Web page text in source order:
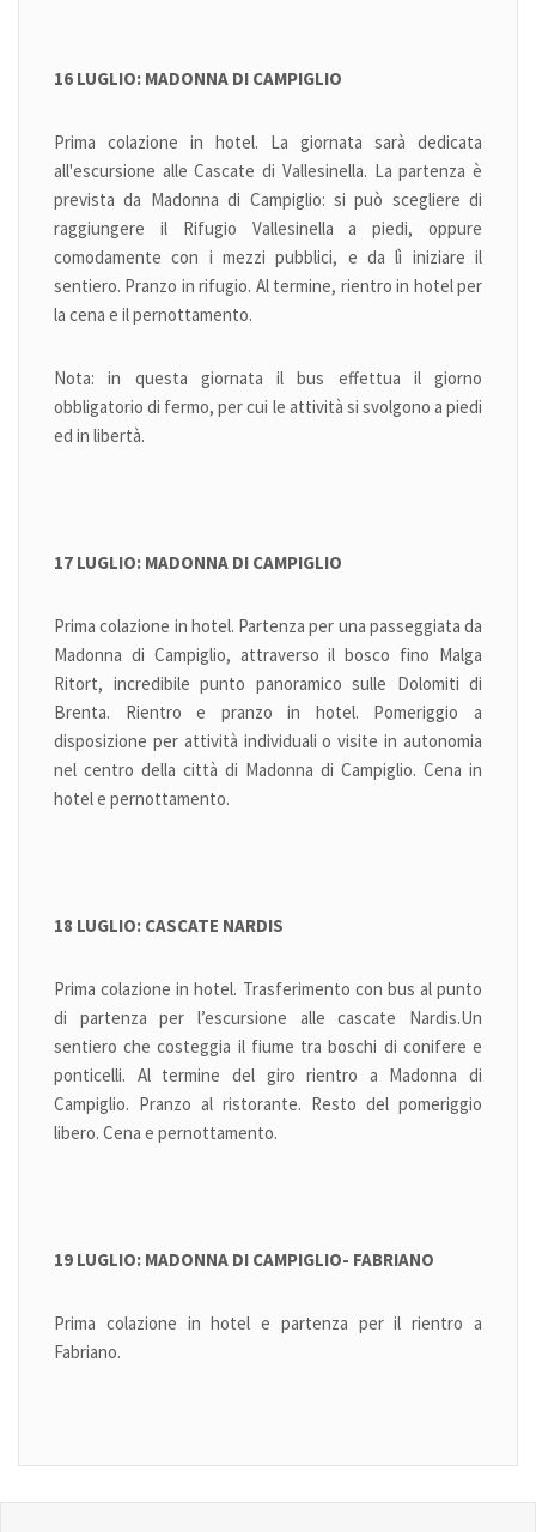
16 LUGLIO: MADONNA DI CAMPIGLIO
Prima colazione in hotel. La giornata sarà dedicata
all'escursione alle Cascate di Vallesinella. La partenza è
prevista da Madonna di Campiglio: si può scegliere di
raggiungere il Rifugio Vallesinella a piedi, oppure
comodamente con i mezzi pubblici, e da lì iniziare il
sentiero. Pranzo in rifugio. Al termine, rientro in hotel per
la cena e il pernottamento.
Nota: in questa giornata il bus effettua il giorno
obbligatorio di fermo, per cui le attività si svolgono a piedi
ed in libertà.
17 LUGLIO: MADONNA DI CAMPIGLIO
Prima colazione in hotel. Partenza per una passeggiata da
Madonna di Campiglio, attraverso il bosco fino Malga
Ritort, incredibile punto panoramico sulle Dolomiti di
Brenta. Rientro e pranzo in hotel. Pomeriggio a
disposizione per attività individuali o visite in autonomia
nel centro della città di Madonna di Campiglio. Cena in
hotel e pernottamento.
18 LUGLIO: CASCATE NARDIS
Prima colazione in hotel. Trasferimento con bus al punto
di partenza per l’escursione alle cascate Nardis.Un
sentiero che costeggia il fiume tra boschi di conifere e
ponticelli. Al termine del giro rientro a Madonna di
Campiglio. Pranzo al ristorante. Resto del pomeriggio
libero. Cena e pernottamento.
19 LUGLIO: MADONNA DI CAMPIGLIO- FABRIANO
Prima colazione in hotel e partenza per il rientro a
Fabriano.